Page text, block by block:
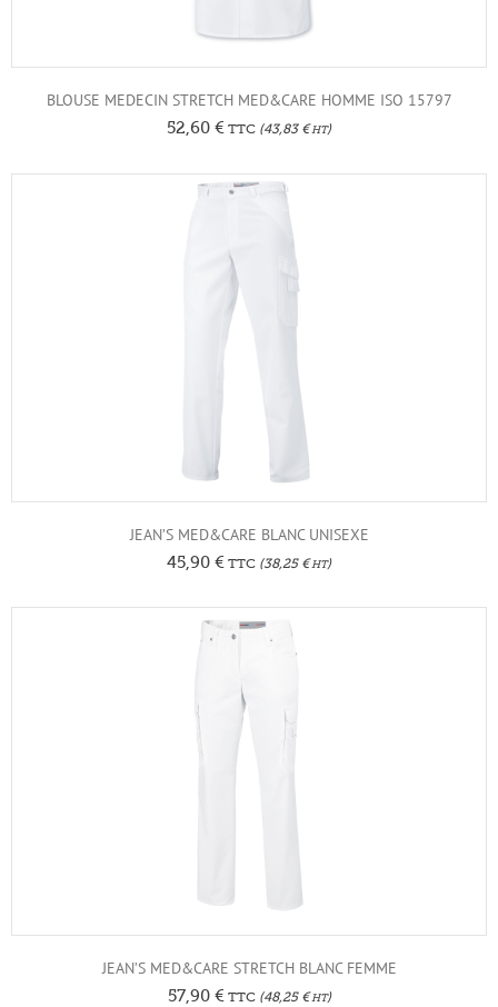
BLOUSE MEDECIN STRETCH MED&CARE HOMME ISO 15797
52,60 € TTC (43,83 €HT)
JEAN’S MED&CARE BLANC UNISEXE
45,90 € TTC (38,25 €HT)
JEAN’S MED&CARE STRETCH BLANC FEMME
57,90 €TTC(48,25 €HT)